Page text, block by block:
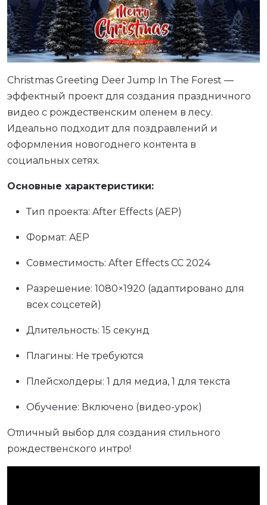
Christmas Greeting Deer Jump In The Forest —
эффектный проект для создания праздничного
видео с рождественским оленем в лесу.
Идеально подходит для поздравлений и
оформления новогоднего контента в
социальных сетях.
Основные характеристики:
Тип проекта: After Effects (AEP)
Формат: AEP
Совместимость: After Effects CC 2024
Разрешение: 1080×1920 (адаптировано для
всех соцсетей)
Длительность: 15 секунд
Плагины: Не требуются
Плейсхолдеры: 1 для медиа, 1 для текста
Обучение: Включено (видео-урок)
Отличный выбор для создания стильного
рождественского интро!